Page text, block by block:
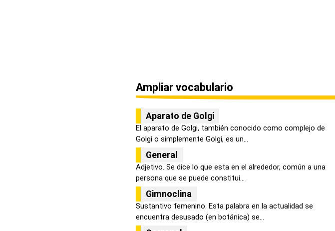
Ampliar vocabulario
Aparato de Golgi
El aparato de Golgi, también conocido como complejo de
Golgi o simplemente Golgi, es un...
General
Adjetivo. Se dice lo que esta en el alrededor, común a una
persona que se puede constitui...
Gimnoclina
Sustantivo femenino. Esta palabra en la actualidad se
encuentra desusado (en botánica) se...